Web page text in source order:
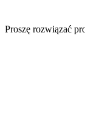
Proszę rozwiązać